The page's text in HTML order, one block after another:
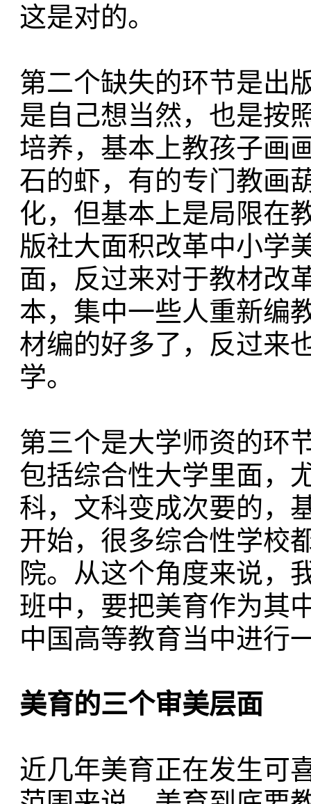
这是对的。
第二个缺失的环节是出
是自己想当然，也是按
培养，基本上教孩子画
石的虾，有的专门教画
化，但基本上是局限在
版社大面积改革中小学
面，反过来对于教材改
本，集中一些人重新编
材编的好多了，反过来
学。
第三个是大学师资的环
包括综合性大学里面，
科，文科变成次要的，
开始，很多综合性学校
院。从这个角度来说，
班中，要把美育作为其
中国高等教育当中进行
美育的三个审美层面
近几年美育正在发生可